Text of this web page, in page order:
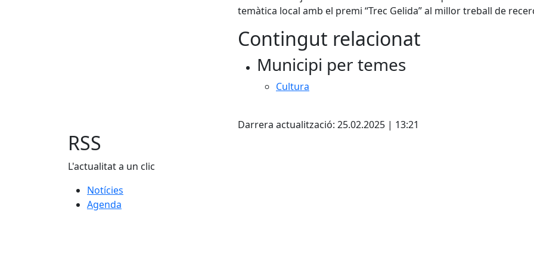
temàtica local amb el premi “Trec Gelida” al millor treball de
Contingut relacionat
Municipi per temes
Cultura
Darrera actualització: 25.02.2025 | 13:21
RSS
L'actualitat a un clic
Notícies
Agenda